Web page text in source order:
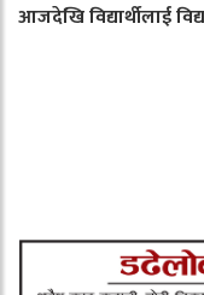
आजदेखि विद्यार्थीलाई